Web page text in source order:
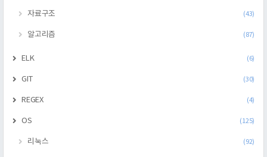
자료구조 (43)
알고리즘 (87)
ELK (6)
GIT (30)
REGEX (4)
OS (125)
리눅스 (92)